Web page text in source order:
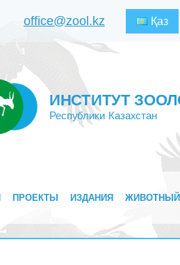
office@zool.kz Қаз
ИНСТИТУТ
Республики Казахстан
ПРОЕКТЫ ИЗДАНИЯ